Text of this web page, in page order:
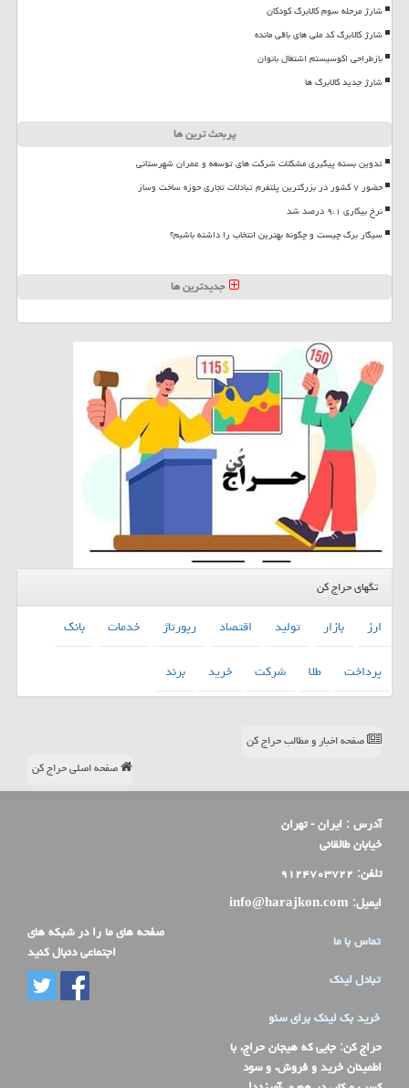
شارژ مرحله سوم کالابرگ کودکان
شارژ کالابرگ کد ملی های باقی مانده
بازطراحی اکوسیستم اشتغال بانوان
شارژ جدید کالابرگ ها
پربحث ترین ها
تدوین بسته پیگیری مشکلات شرکت های توسعه و عمران شهرستانی
حضور ۷ کشور در بزرگترین پلتفرم تبادلات تجاری حوزه ساخت وساز
نرخ بیکاری ۹،۱ درصد شد
سیگار برگ چیست و چگونه بهترین انتخاب را داشته باشیم؟
جدیدترین ها
تگهای حراج کن
ارز بازار تولید اقتصاد رپورتاژ خدمات
بانك
پرداخت
طلا شركت خرید برند
صفحه اخبار و مطالب حراج کن
صفحه اصلی حراج کن
آدرس : ایران - تهران
خیابان طالقانی
تلفن: ۹۱۲۴۷۰۳۷۲۲
ایمیل: info@harajkon.com
تماس با ما
تبادل لینک
خرید بک لینک برای سئو
حراج کن: جایی که هیجان حراج، با
اطمینان خرید و فروش، و سود
صفحه های ما را در شبکه های
اجتماعی دنبال کنید